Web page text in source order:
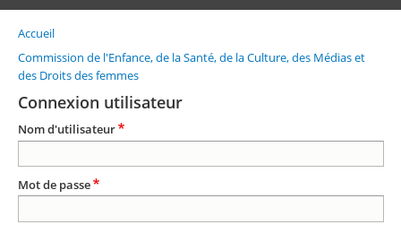
Fil
d'Ariane
Accueil
Commission de l'Enfance, de la Santé, de la Culture, des Médias et
des Droits des femmes
Connexion utilisateur
Nom d'utilisateur
Mot de passe